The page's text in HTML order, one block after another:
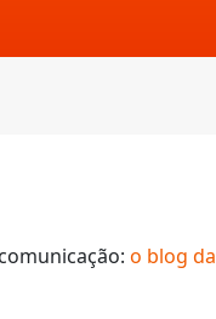
o blog da